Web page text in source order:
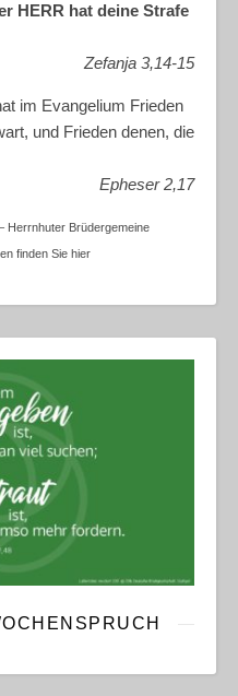
HERR hat deine Strafe
Zefanja 3,14-15
im Evangelium Frieden
und Frieden denen, die
Epheser 2,17
Herrnhuter Brüdergemeine
finden Sie hier